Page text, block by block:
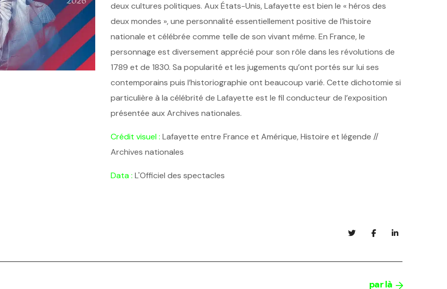
deux cultures politiques. Aux États-Unis, Lafayette est bien le « héros des
deux mondes », une personnalité essentiellement positive de l’histoire
nationale et célébrée comme telle de son vivant même. En France, le
personnage est diversement apprécié pour son rôle dans les révolutions de
1789 et de 1830. Sa popularité et les jugements qu’ont portés sur lui ses
contemporains puis l’historiographie ont beaucoup varié. Cette dichotomie si
particulière à la célébrité de Lafayette est le fil conducteur de l’exposition
présentée aux Archives nationales.
Crédit visuel : Lafayette entre France et Amérique, Histoire et légende //
Archives nationales
Data : L'Officiel des spectacles
par là